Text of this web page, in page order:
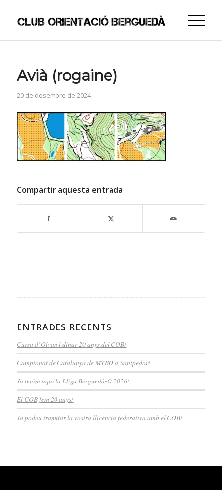
Avià (rogaine)
20 de desembre de 2024
Compartir aquesta entrada
ENTRADES RECENTS
Cursa d’Olvan i dinar 20 anys del COB!
Campionat de Catalunya de MTBO a Santpedor!
Ja tenim aquí la Lliga Berguedà-O 2026!
El COB fem 20 anys!
Ja podeu tramitar la vostra llicència federativa amb el COB!